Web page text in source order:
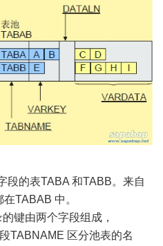
段的表TABA 和TABB。来自
TABAB 中。
键由两个字段组成，
TABNAME 区分池表的名